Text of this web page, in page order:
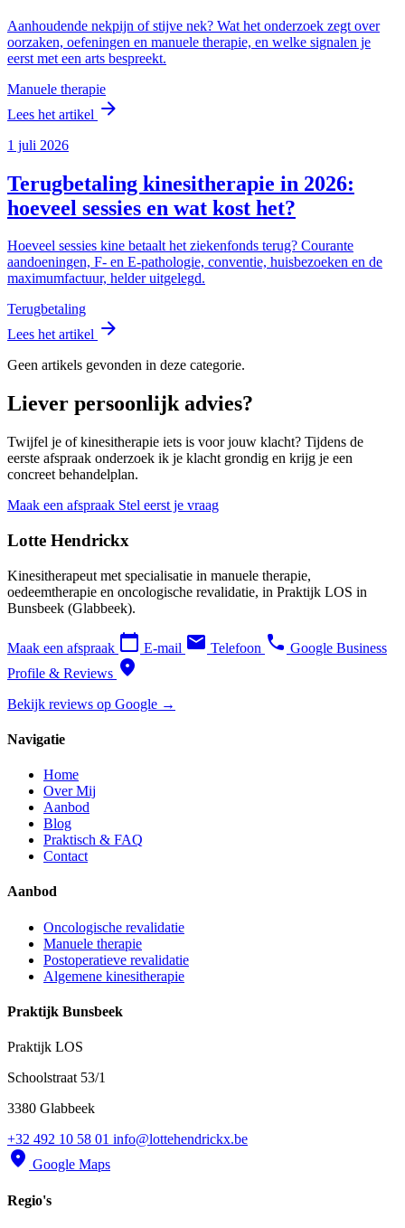
Aanhoudende nekpijn of stijve nek? Wat het onderzoek zegt over
oorzaken, oefeningen en manuele therapie, en welke signalen je
eerst met een arts bespreekt.
Manuele therapie
Lees het artikel arrow_forward
1 juli 2026
Terugbetaling kinesitherapie in 2026:
hoeveel sessies en wat kost het?
Hoeveel sessies kine betaalt het ziekenfonds terug? Courante
aandoeningen, F- en E-pathologie, conventie, huisbezoeken en de
maximumfactuur, helder uitgelegd.
Terugbetaling
Lees het artikel arrow_forward
Geen artikels gevonden in deze categorie.
Liever persoonlijk advies?
Twijfel je of kinesitherapie iets is voor jouw klacht? Tijdens de
eerste afspraak onderzoek ik je klacht grondig en krijg je een
concreet behandelplan.
Maak een afspraak Stel eerst je vraag
Lotte Hendrickx
Kinesitherapeut met specialisatie in manuele therapie,
oedeemtherapie en oncologische revalidatie, in Praktijk LOS in
Bunsbeek (Glabbeek).
Maak een afspraak calendar_today E-mail email Telefoon phone Google Business
Profile & Reviews location_on
Bekijk reviews op Google →
Navigatie
Home
Over Mij
Aanbod
Blog
Praktisch & FAQ
Contact
Aanbod
Oncologische revalidatie
Manuele therapie
Postoperatieve revalidatie
Algemene kinesitherapie
Praktijk Bunsbeek
Praktijk LOS
Schoolstraat 53/1
3380 Glabbeek
+32 492 10 58 01 info@lottehendrickx.be
location_on Google Maps
Regio's